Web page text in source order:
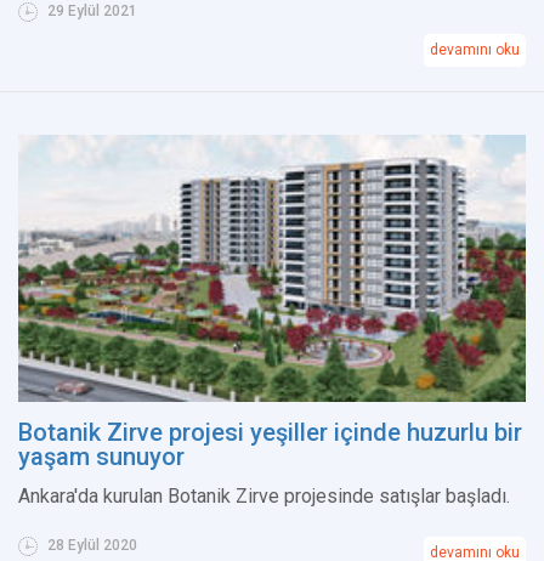
29 Eylül 2021
devamını oku
Botanik Zirve projesi yeşiller içinde huzurlu bir
yaşam sunuyor
Ankara'da kurulan Botanik Zirve projesinde satışlar başladı.
28 Eylül 2020 devamını oku